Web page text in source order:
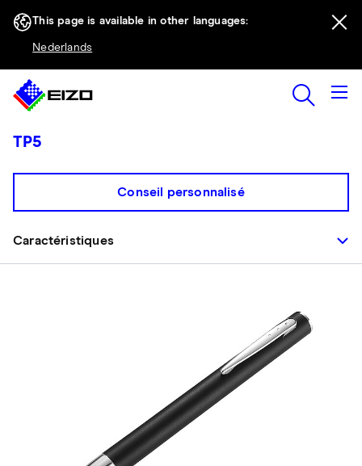
This page is available in other languages:
Nederlands
TP5
Caractéristiques
Conseil personnalisé